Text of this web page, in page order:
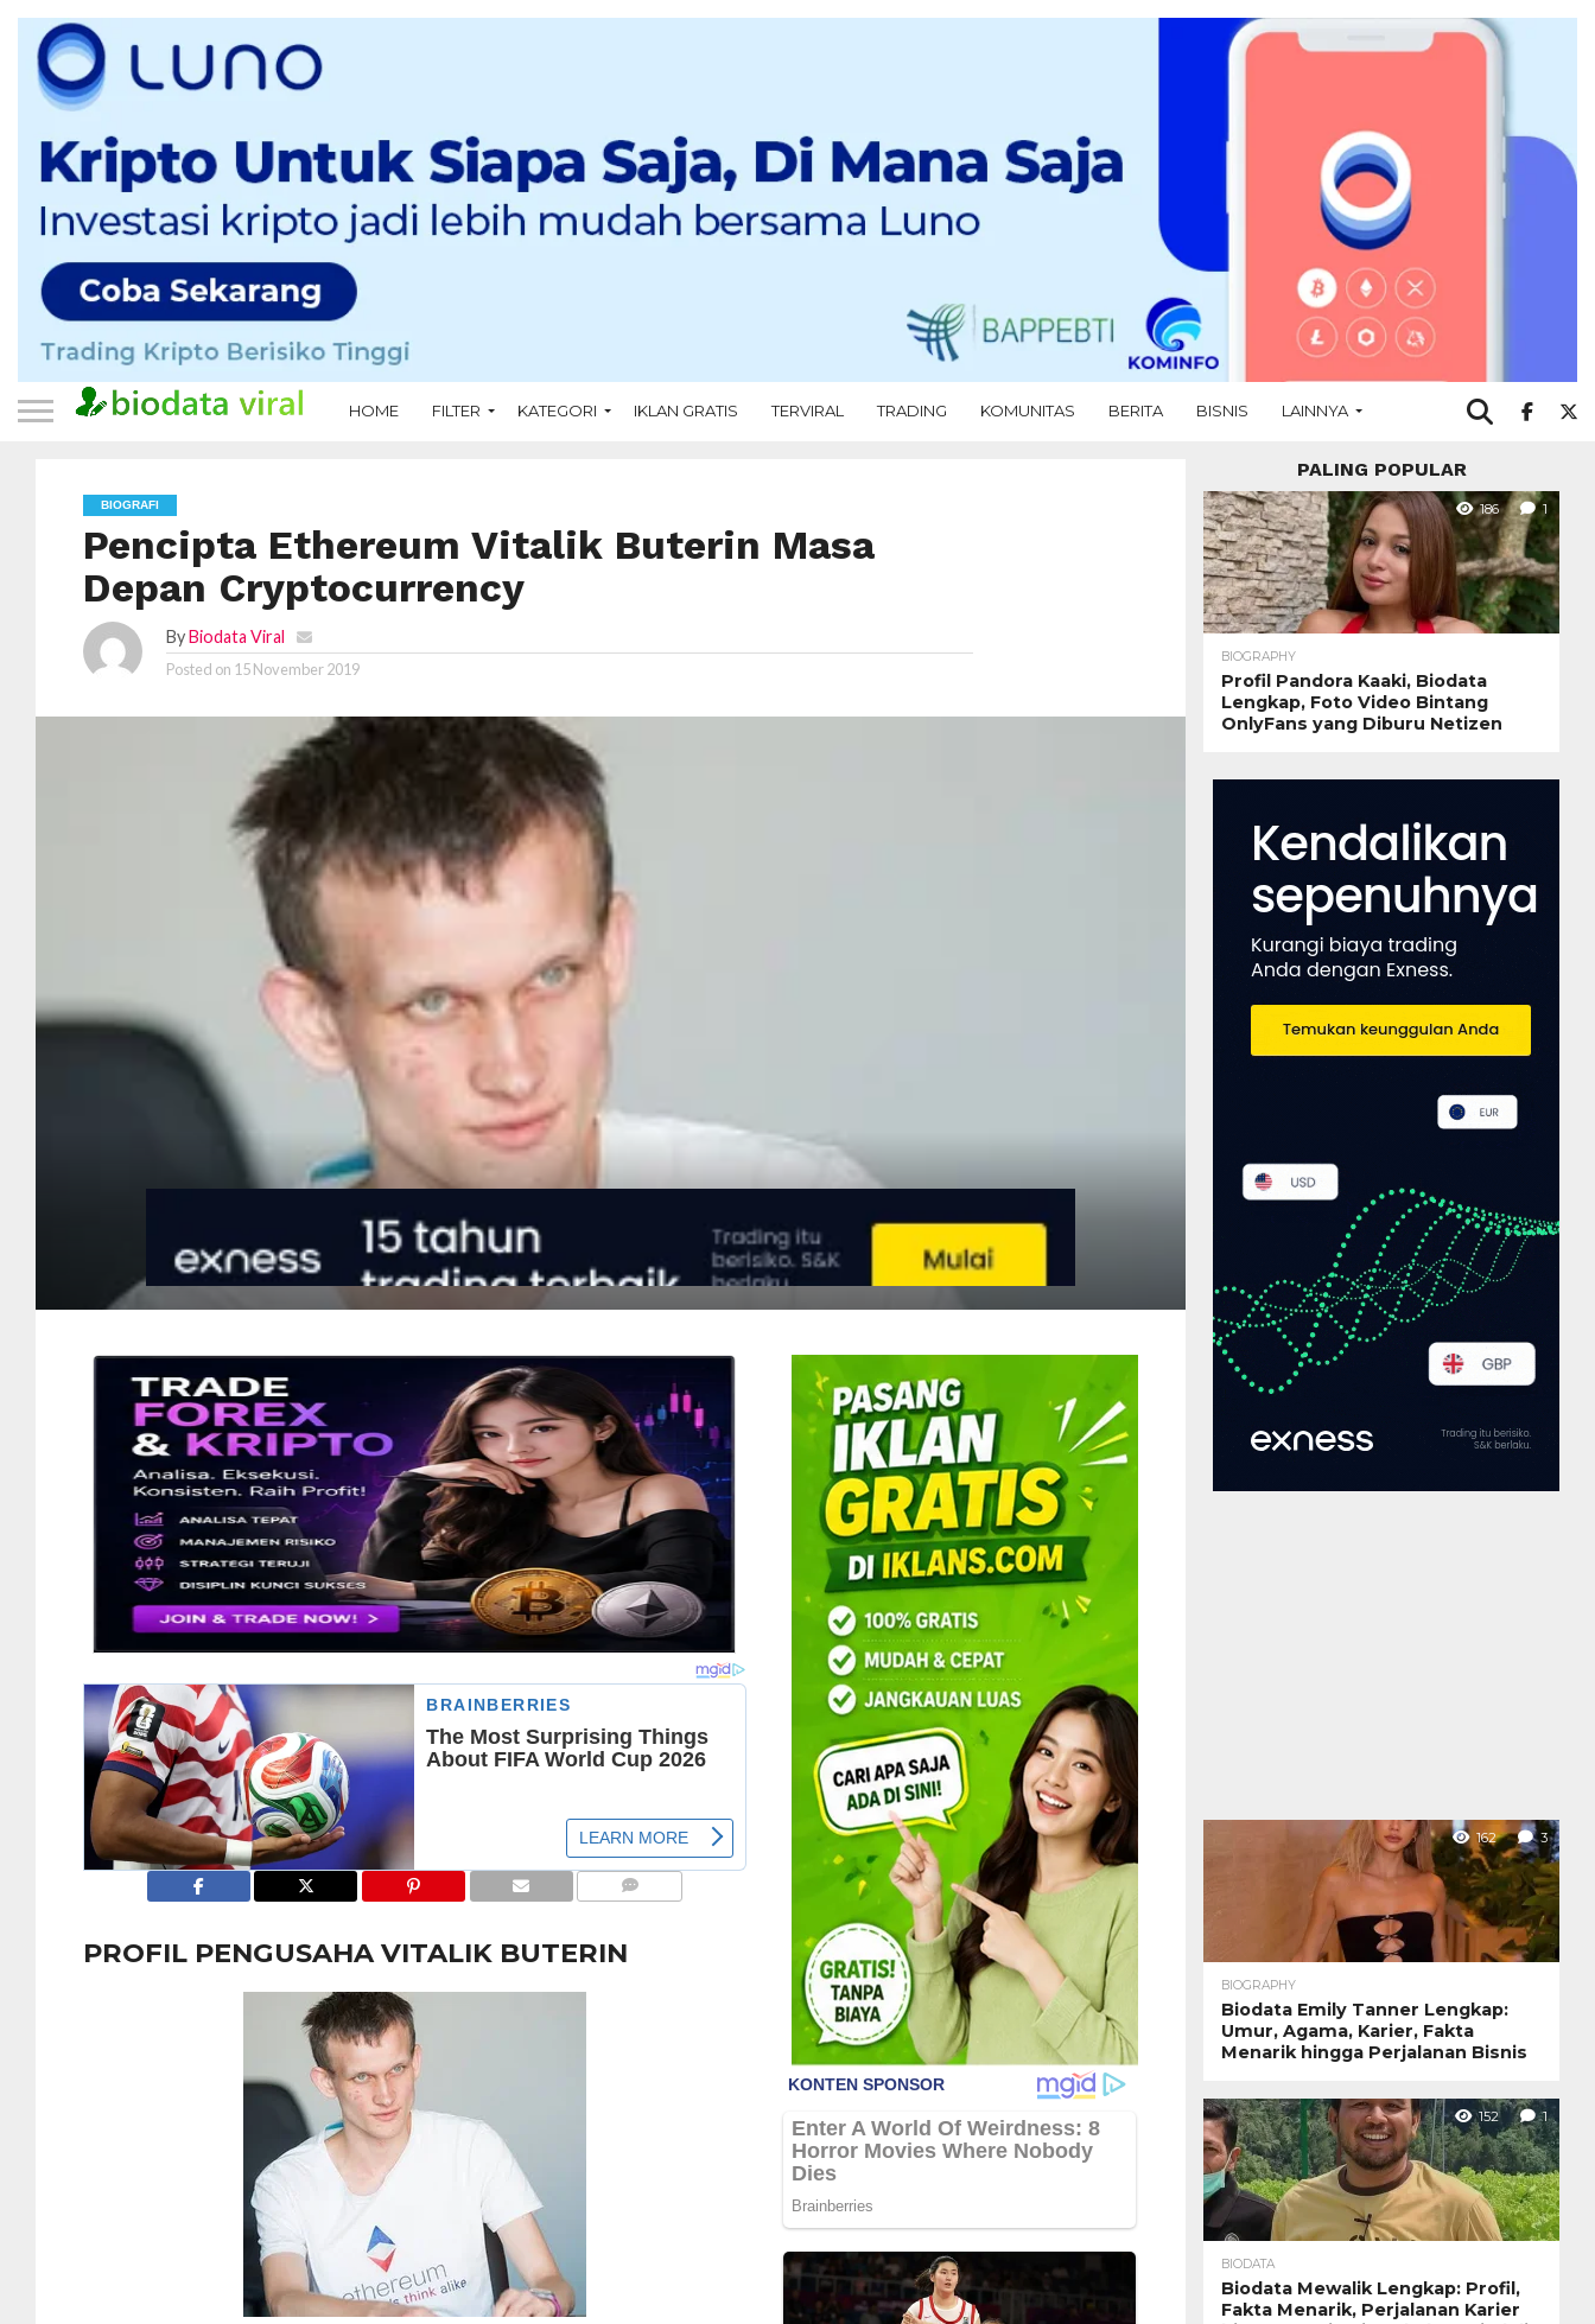
HOME FILTER KATEGORI IKLAN GRATIS TERVIRAL TRADING KOMUNITAS BERITA BISNIS LAINNYA
BIOGRAFI
Pencipta Ethereum Vitalik Buterin Masa
Depan Cryptocurrency
By Biodata Viral
Posted on 15 November 2019
PROFIL PENGUSAHA VITALIK BUTERIN
PALING POPULAR
186 1
BIOGRAPHY
Profil Pandora Kaaki, Biodata
Lengkap, Foto Video Bintang
OnlyFans yang Diburu Netizen
162 3
BIOGRAPHY
Biodata Emily Tanner Lengkap:
Umur, Agama, Karier, Fakta
Menarik hingga Perjalanan Bisnis
152 1
BIODATA
Biodata Mewalik Lengkap: Profil,
Fakta Menarik, Perjalanan Karier